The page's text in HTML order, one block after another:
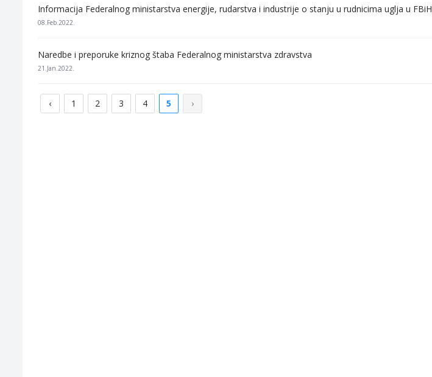
Informacija Federalnog ministarstva energije, rudarstva i industrije o stanju u rudnicima uglja u FBiH
08.Feb.2022.
Naredbe i preporuke kriznog štaba Federalnog ministarstva zdravstva
21.Jan.2022.
‹ 1 2 3 4 5 ›